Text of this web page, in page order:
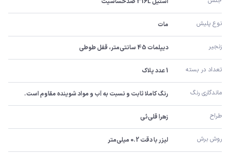
نوع پلیش مات
زنجیر دیپلمات 45 سانتی‌متر، قفل طوطی
تعداد در بسته 1 عدد پلاک
ماندگاری رنگ رنگ کاملا ثابت و نسبت به آب و مواد شوینده مقاوم است.
طراح زهرا قلی‌ئی
روش برش لیزر با دقت 0.2 میلی‌متر